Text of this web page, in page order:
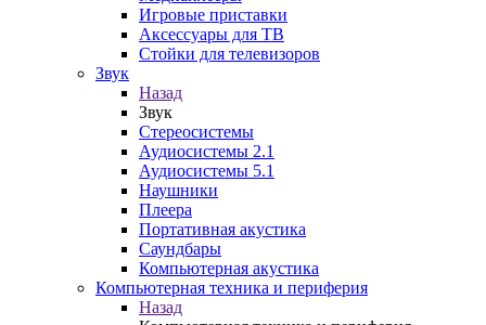
Игровые приставки
Аксессуары для ТВ
Стойки для телевизоров
Звук
Назад
Звук
Стереосистемы
Аудиосистемы 2.1
Аудиосистемы 5.1
Наушники
Плеера
Портативная акустика
Саундбары
Компьютерная акустика
Компьютерная техника и периферия
Назад